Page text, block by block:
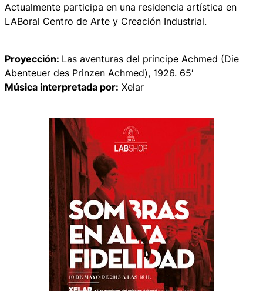
Actualmente participa en una residencia artística en
LABoral Centro de Arte y Creación Industrial.
Proyección: Las aventuras del príncipe Achmed (Die
Abenteuer des Prinzen Achmed), 1926. 65′
Música interpretada por: Xelar